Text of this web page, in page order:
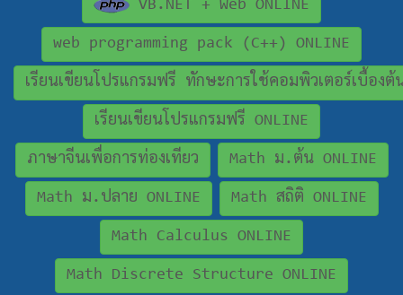
VB.NET + Web ONLINE
web programming pack (C++) ONLINE
เรียนเขียนโปรแกรมฟรี ทักษะการใช้คอมพิวเตอร์เบื้องต้
เรียนเขียนโปรแกรมฟรี ONLINE
ภาษาจีนเพื่อการท่องเทียว Math ม.ต้น ONLINE
Math ม.ปลาย ONLINE Math สถิติ ONLINE
Math Calculus ONLINE
Math Discrete Structure ONLINE